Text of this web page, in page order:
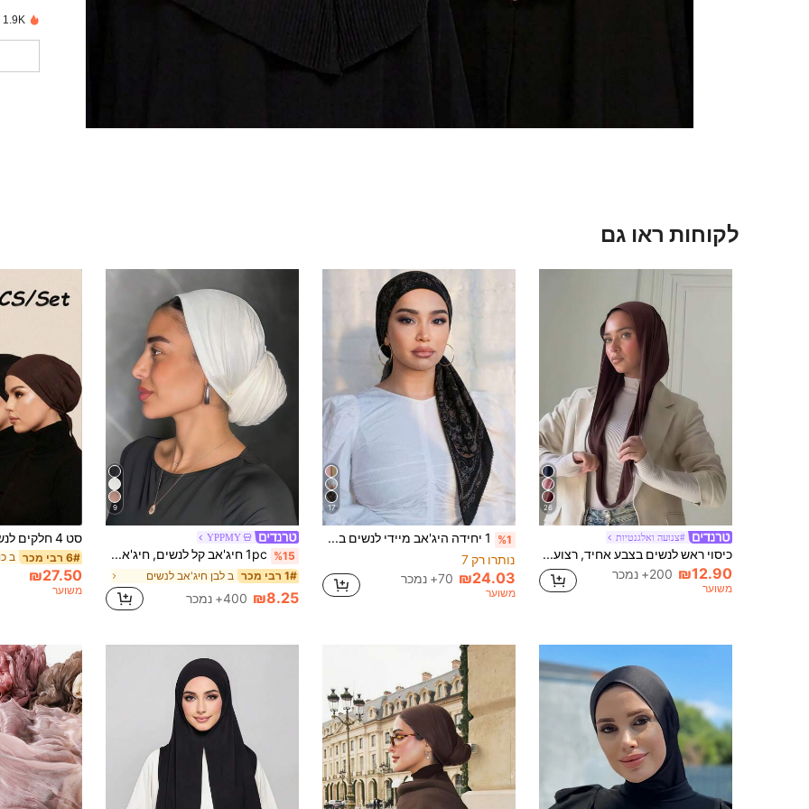
1.9K נמכרו לאחרונה
לקוחות ראו גם
26
#צנועה ואלגנטיות
כיסוי ראש לנשים בצבע אחיד, רצועה אלסטית מתכווננת, בד רך
₪12.90 200+ נמכר
משוער
17
%1
1 יחידה היג'אב מיידי לנשים בצבע שחור עם הדפס פרחים קטנים, צעיף ראש מודפס נוח חדש, צעיף היג'אב רפוי אופנתי, קל ללבישה, יומיומי ורב-שימושי לשימוש יומיומי
נותרו רק 7
₪24.03 70+ נמכר
משוער
9
YPPMY
%15 1pc חיג'אב קל לנשים, חיג'אב קלאסי בצבע אחיד מיידי עם 3 שיטות לבישה שונות, מטפחת ראש גמישה רב-תכליתית ומעשית, בד כותנה מודאלי רך ונוח, מתאים ללבוש יומיומי, ספורט, יוגה
1# רבי מכר ב לבן חיג'אב לנשים
₪8.25 400+ נמכר
6# רבי מכר
₪27.50
משוער